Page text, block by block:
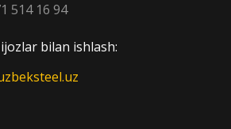
514 16 94
bilan ishlash: